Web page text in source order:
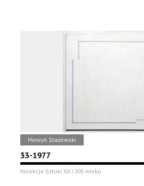
Henryk Stażewski
33-1977
Kolekcja Sztuki XX i XXI wieku